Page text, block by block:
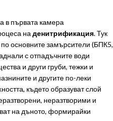
в първата камера
наденитрификация. Тук
основните замърсители (БПК5,
с отпадъчните води
и други груби, тежки и
и другите по-леки
където образуват слой
неразтворими и
на дъното, формирайки